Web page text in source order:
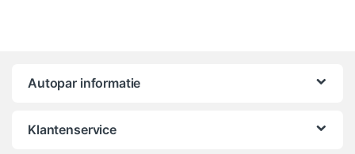
Autopar informatie
Klantenservice